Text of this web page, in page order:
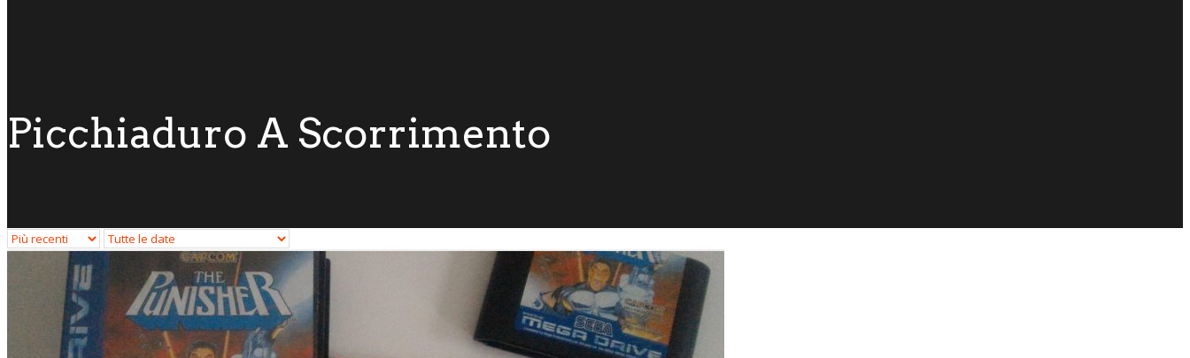
Picchiaduro A Scorrimento